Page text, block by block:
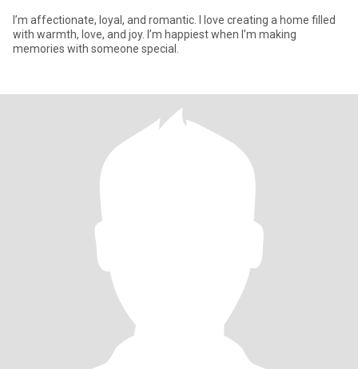
I’m affectionate, loyal, and romantic. I love creating a home filled
with warmth, love, and joy. I’m happiest when I’m making
memories with someone special.